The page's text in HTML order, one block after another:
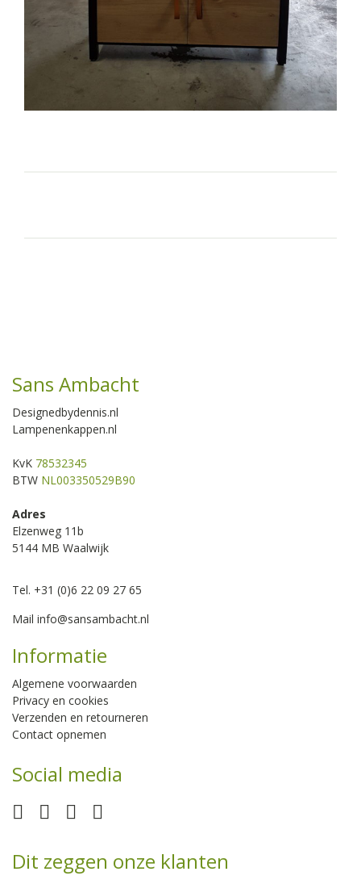
Sans Ambacht
Designedbydennis.nl
Lampenenkappen.nl
KvK 78532345
BTW NL003350529B90
Adres
Elzenweg 11b
5144 MB Waalwijk
Tel. +31 (0)6 22 09 27 65
Mail info@sansambacht.nl
Informatie
Algemene voorwaarden
Privacy en cookies
Verzenden en retourneren
Contact opnemen
Social media
Dit zeggen onze klanten